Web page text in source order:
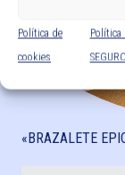
Política de
cookies
Política
«BRAZALETE